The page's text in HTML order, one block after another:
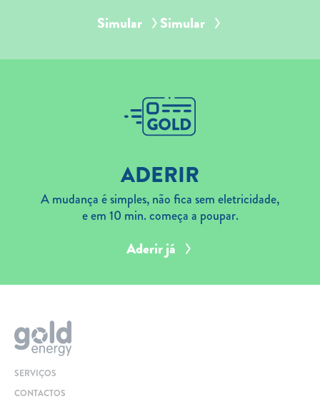
Simular Simular
ADERIR
A mudança é simples, não fica sem eletricidade,
e em 10 min. começa a poupar.
Aderir já
SERVIÇOS
CONTACTOS